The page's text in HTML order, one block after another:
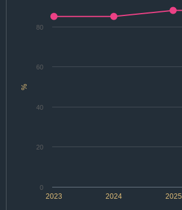
%
2024
2023 2025
0
20
40
60
80